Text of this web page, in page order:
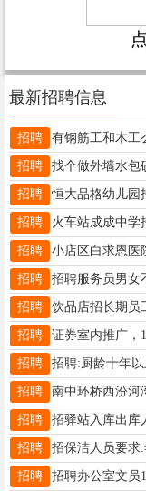
最新招聘信息
招聘 有钢筋工和木工
招聘
招聘
招聘
招聘
招聘
招聘
招聘
招聘
招聘
招聘
招聘
招聘